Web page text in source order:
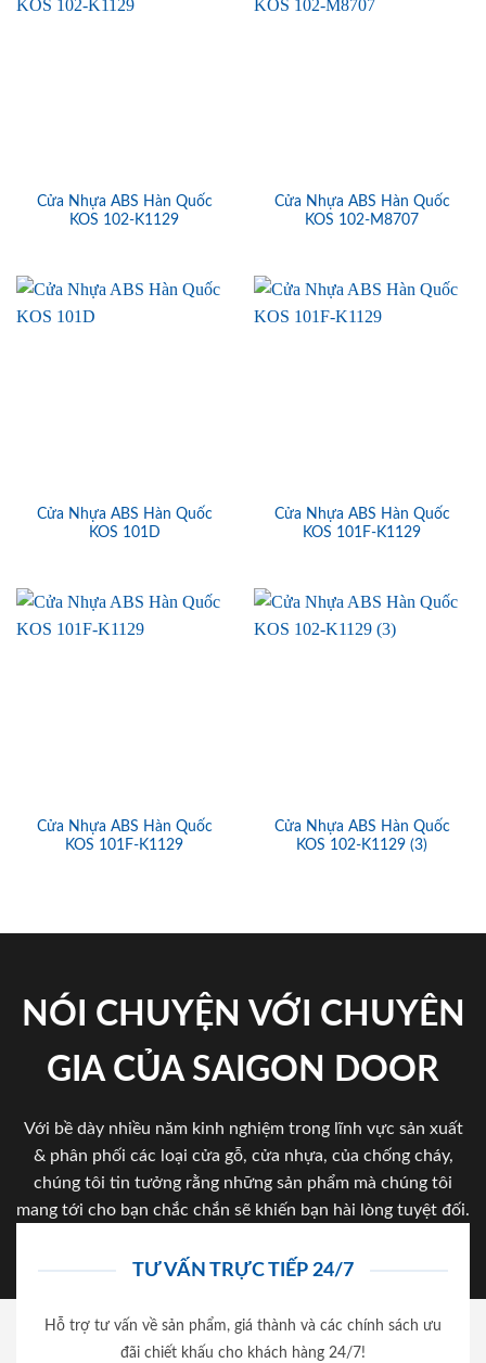
Cửa Nhựa ABS Hàn Quốc
KOS 102-K1129
Cửa Nhựa ABS Hàn Quốc
KOS 102-M8707
Cửa Nhựa ABS Hàn Quốc
KOS 101D
Cửa Nhựa ABS Hàn Quốc
KOS 101F-K1129
Cửa Nhựa ABS Hàn Quốc
KOS 101F-K1129
Cửa Nhựa ABS Hàn Quốc
KOS 102-K1129 (3)
NÓI CHUYỆN VỚI CHUYÊN
GIA CỦA SAIGON DOOR
Với bề dày nhiều năm kinh nghiệm trong lĩnh vực sản xuất
& phân phối các loại cửa gỗ, cửa nhựa, của chống cháy,
chúng tôi tin tưởng rằng những sản phẩm mà chúng tôi
mang tới cho bạn chắc chắn sẽ khiến bạn hài lòng tuyệt đối.
TƯ VẤN TRỰC TIẾP 24/7
Hỗ trợ tư vấn về sản phẩm, giá thành và các chính sách ưu
đãi chiết khấu cho khách hàng 24/7!